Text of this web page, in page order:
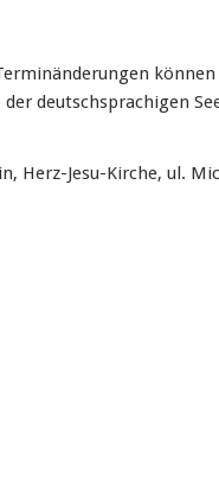
können
deutschsprachigen
Herz-Jesu-Kirche, ul.